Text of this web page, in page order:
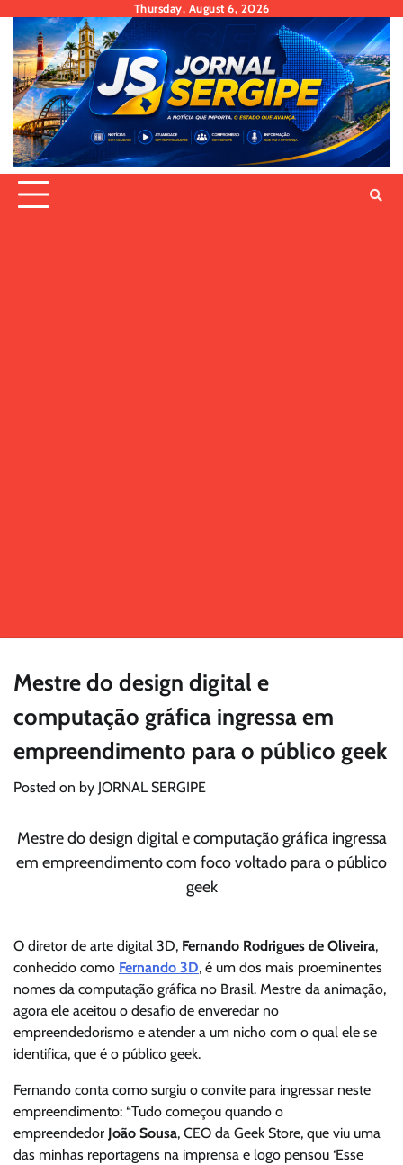
content
Thursday, August 6, 2026
Mestre do design digital e
computação gráfica ingressa em
empreendimento para o público geek
Posted on by JORNAL SERGIPE
Mestre do design digital e computação gráficaingressa
em empreendimento com foco voltado para o público
geek
O diretor de arte digital 3D, Fernando Rodrigues de Oliveira,
conhecido como Fernando 3D, é um dos mais proeminentes
nomes da computação gráfica no Brasil. Mestre da animação,
agora ele aceitou o desafio de enveredar no
empreendedorismo e atender a um nicho com o qual ele se
identifica, que é o público geek.
Fernando conta como surgiu o convite para ingressar neste
empreendimento: “Tudo começou quando o
empreendedor João Sousa, CEO da Geek Store, que viu uma
das minhas reportagens na imprensa e logo pensou ‘Esse